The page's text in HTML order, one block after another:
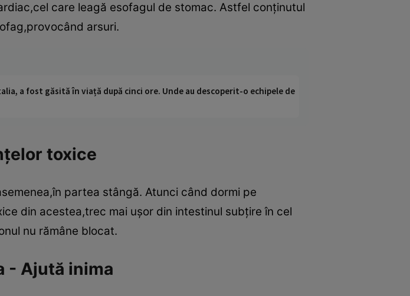
care leagă esofagul de stomac. Astfel conţinutul
arsuri.
a fost găsită în viață după cinci ore. Unde au descoperit-o echipele de
toxice
partea stângă. Atunci când dormi pe
din acestea,trec mai uşor din intestinul subţire în cel
nu rămâne blocat.
- Ajută inima